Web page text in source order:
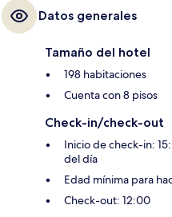
Datos generales
Tamaño del hotel
198 habitaciones
Cuenta con 8 pisos
Check-in/check-out
Inicio de check-in:
del día
Edad mínima para
Check-out: 12:00